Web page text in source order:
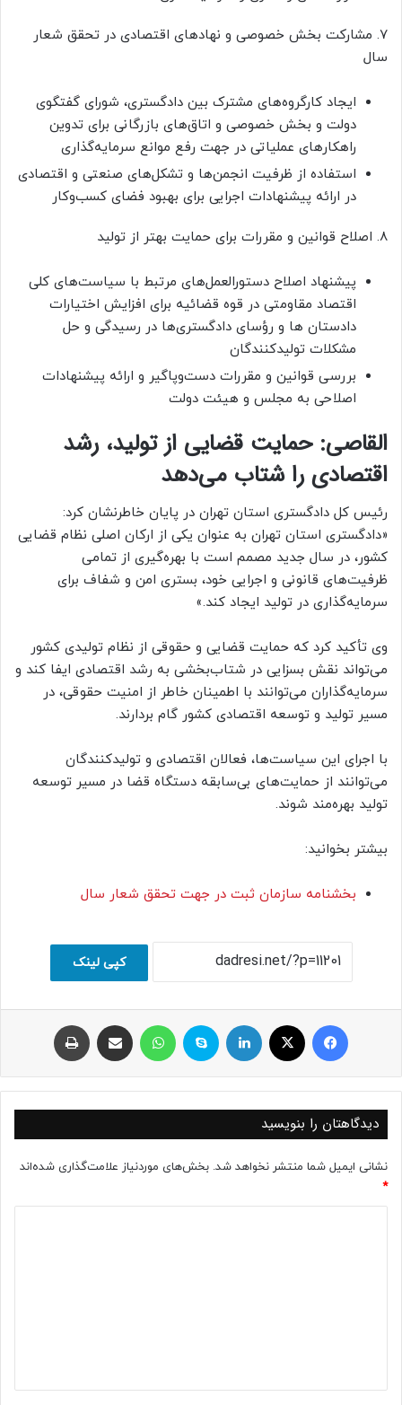
۷. مشارکت بخش خصوصی و نهادهای اقتصادی در تحقق شعار
سال
ایجاد کارگروه‌های مشترک بین دادگستری، شورای گفتگوی
دولت و بخش خصوصی و اتاق‌های بازرگانی برای تدوین
راهکارهای عملیاتی در جهت رفع موانع سرمایه‌گذاری
استفاده از ظرفیت انجمن‌ها و تشکل‌های صنعتی و اقتصادی
در ارائه پیشنهادات اجرایی برای بهبود فضای کسب‌وکار
۸. اصلاح قوانین و مقررات برای حمایت بهتر از تولید
پیشنهاد اصلاح دستورالعمل‌های مرتبط با سیاست‌های کلی
اقتصاد مقاومتی در قوه قضائیه برای افزایش اختیارات
دادستان ها و رؤسای دادگستری‌ها در رسیدگی و حل
مشکلات تولیدکنندگان
بررسی قوانین و مقررات دست‌وپاگیر و ارائه پیشنهادات
اصلاحی به مجلس و هیئت دولت
القاصی: حمایت قضایی از تولید، رشد
اقتصادی را شتاب می‌دهد
رئیس کل دادگستری استان تهران در پایان خاطرنشان کرد:
«دادگستری استان تهران به عنوان یکی از ارکان اصلی نظام قضایی
کشور، در سال جدید مصمم است با بهره‌گیری از تمامی
ظرفیت‌های قانونی و اجرایی خود، بستری امن و شفاف برای
سرمایه‌گذاری در تولید ایجاد کند.»
وی تأکید کرد که حمایت قضایی و حقوقی از نظام تولیدی کشور
می‌تواند نقش بسزایی در شتاب‌بخشی به رشد اقتصادی ایفا کند و
سرمایه‌گذاران می‌توانند با اطمینان خاطر از امنیت حقوقی، در
مسیر تولید و توسعه اقتصادی کشور گام بردارند.
با اجرای این سیاست‌ها، فعالان اقتصادی و تولیدکنندگان
می‌توانند از حمایت‌های بی‌سابقه دستگاه قضا در مسیر توسعه
تولید بهره‌مند شوند.
بیشتر بخوانید:
بخشنامه سازمان ثبت در جهت تحقق شعار سال
کپی لینک
فیسبوک ایکس لینکداین اسکایپ واتس آپ اشتراک با ایمیل
دیدگاهتان را بنویسید
نشانی ایمیل شما منتشر نخواهد شد. بخش‌های موردنیاز علامت‌گذاری شده‌اند
*